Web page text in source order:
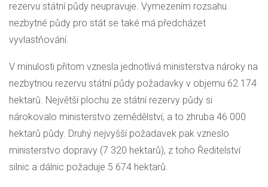
rezervu státní půdy neupravuje. Vymezením rozsahu
nezbytné půdy pro stát se také má předcházet
vyvlastňování.
V minulosti přitom vznesla jednotlivá ministerstva nároky na
nezbytnou rezervu státní půdy požadavky v objemu 62 174
hektarů. Největší plochu ze státní rezervy půdy si
nárokovalo ministerstvo zemědělství, a to zhruba 46 000
hektarů půdy. Druhý nejvyšší požadavek pak vzneslo
ministerstvo dopravy (7 320 hektarů), z toho Ředitelství
silnic a dálnic požaduje 5 674 hektarů.